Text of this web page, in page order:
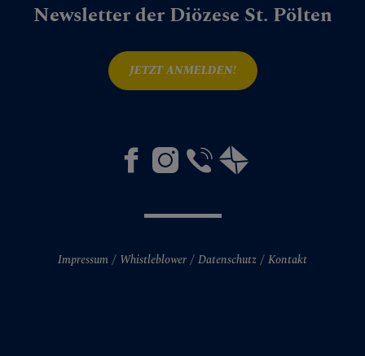
Newsletter der Diözese St. Pölten
JETZT ANMELDEN!
Impressum Whistleblower Datenschutz Kontakt